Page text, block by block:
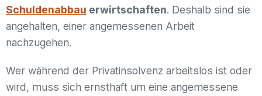
Schuldenabbau erwirtschaften. Deshalb sind sie
angehalten, einer angemessenen Arbeit
nachzugehen.
Wer während der Privatinsolvenz arbeitslos ist oder
wird, muss sich ernsthaft um eine angemessene